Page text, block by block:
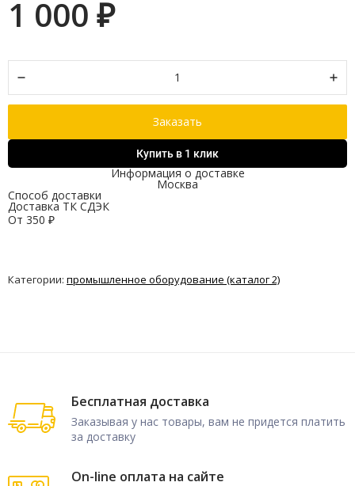
1 000 ₽
Заказать
Купить в 1 клик
Информация о доставке
Москва
Способ доставки
Доставка ТК СДЭК
От 350 ₽
Категории: промышленное оборудование (каталог 2)
Бесплатная доставка
Заказывая у нас товары, вам не придется платить
за доставку
On-line оплата на сайте